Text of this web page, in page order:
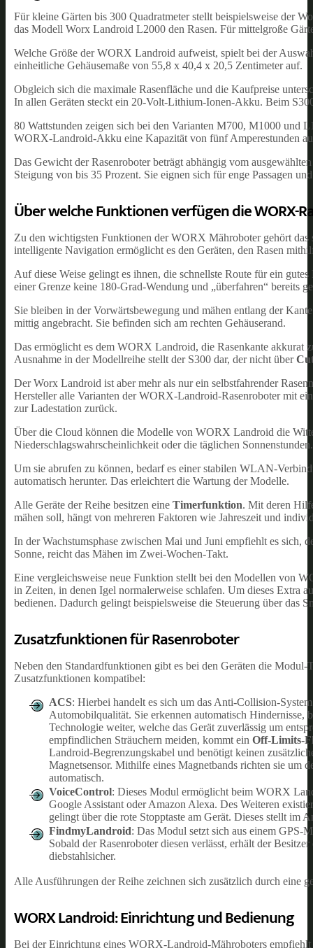
Für kleine Gärten bis 300 Quadratmeter stellt beispielsweise der
das Modell Worx Landroid L2000 den Rasen. Für mittelgroße
Welche Größe der WORX Landroid aufweist, spielt bei der
einheitliche Gehäusemaße von 55,8 x 40,4 x 20,5 Zentimeter auf.
Obgleich sich die maximale Rasenfläche und die Kaufpreise
In allen Geräten steckt ein 20-Volt-Lithium-Ionen-Akku. Beim
80 Wattstunden zeigen sich bei den Varianten M700, M1000
WORX-Landroid-Akku eine Kapazität von fünf Amperestunden
Das Gewicht der Rasenroboter beträgt abhängig vom
Steigung von bis 35 Prozent. Sie eignen sich für enge Passagen
Über welche Funktionen verfügen die WORX-
Zu den wichtigsten Funktionen der WORX Mähroboter gehört
intelligente Navigation ermöglicht es den Geräten, den Rasen
Auf diese Weise gelingt es ihnen, die schnellste Route für ein
einer Grenze keine 180-Grad-Wendung und „überfahren“ bereits
Sie bleiben in der Vorwärtsbewegung und mähen entlang der
mittig angebracht. Sie befinden sich am rechten Gehäuserand.
Das ermöglicht es dem WORX Landroid, die Rasenkante akkurat
Ausnahme in der Modellreihe stellt der S300 dar, der nicht über
Der Worx Landroid ist aber mehr als nur ein selbstfahrender
Hersteller alle Varianten der WORX-Landroid-Rasenroboter mit
zur Ladestation zurück.
Über die Cloud können die Modelle von WORX Landroid die
Niederschlagswahrscheinlichkeit oder die täglichen
Um sie abrufen zu können, bedarf es einer stabilen WLAN-
automatisch herunter. Das erleichtert die Wartung der Modelle.
Alle Geräte der Reihe besitzen eine Timerfunktion. Mit deren
mähen soll, hängt von mehreren Faktoren wie Jahreszeit und
In der Wachstumsphase zwischen Mai und Juni empfiehlt es sich,
Sonne, reicht das Mähen im Zwei-Wochen-Takt.
Eine vergleichsweise neue Funktion stellt bei den Modellen von
in Zeiten, in denen Igel normalerweise schlafen. Um dieses Extra
bedienen. Dadurch gelingt beispielsweise die Steuerung über das
Zusatzfunktionen für Rasenroboter
Neben den Standardfunktionen gibt es bei den Geräten die
Zusatzfunktionen kompatibel:
ACS: Hierbei handelt es sich um das Anti-Collision-
Automobilqualität. Sie erkennen automatisch Hindernisse,
Technologie weiter, welche das Gerät zuverlässig um
empfindlichen Sträuchern meiden, kommt ein Off-Limits-
Landroid-Begrenzungskabel und benötigt keinen
Magnetsensor. Mithilfe eines Magnetbands richten sie um
automatisch.
VoiceControl: Dieses Modul ermöglicht beim WORX
Google Assistant oder Amazon Alexa. Des Weiteren
gelingt über die rote Stopptaste am Gerät. Dieses stellt im
FindmyLandroid: Das Modul setzt sich aus einem GPS-
Sobald der Rasenroboter diesen verlässt, erhält der
diebstahlsicher.
Alle Ausführungen der Reihe zeichnen sich zusätzlich durch eine
WORX Landroid: Einrichtung und Bedienung
Bei der Einrichtung eines WORX-Landroid-Mähroboters